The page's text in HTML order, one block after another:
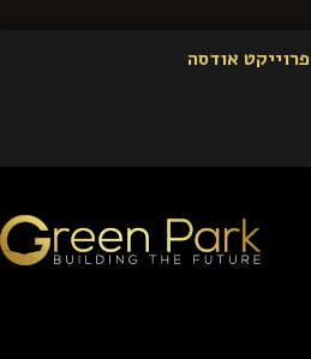
פרוייקט אודסה